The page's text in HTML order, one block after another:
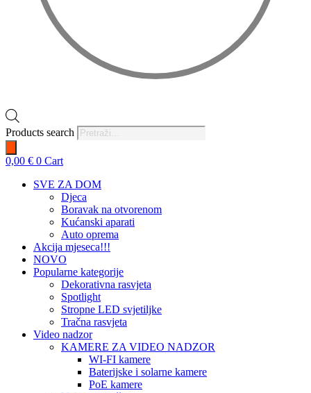
Products search
0,00 € 0 Cart
SVE ZA DOM
Djeca
Boravak na otvorenom
Kućanski aparati
Auto oprema
Akcija mjeseca!!!
NOVO
Popularne kategorije
Dekorativna rasvjeta
Spotlight
Stropne LED svjetiljke
Tračna rasvjeta
Video nadzor
KAMERE ZA VIDEO NADZOR
WI-FI kamere
Baterijske i solarne kamere
PoE kamere